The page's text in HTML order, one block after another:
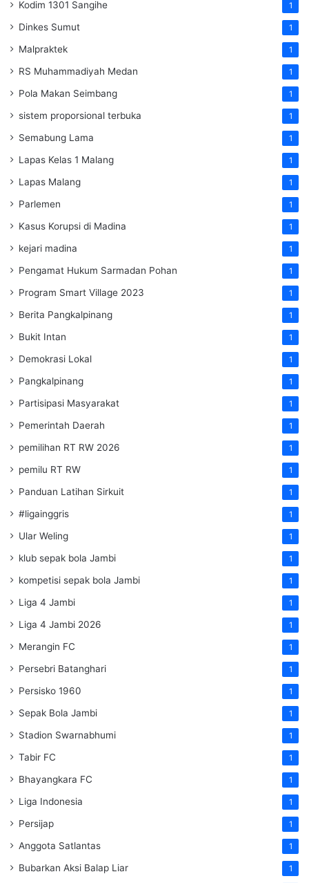
Kodim 1301 Sangihe 1
Dinkes Sumut 1
Malpraktek 1
RS Muhammadiyah Medan 1
Pola Makan Seimbang 1
sistem proporsional terbuka 1
Semabung Lama 1
Lapas Kelas 1 Malang 1
Lapas Malang 1
Parlemen 1
Kasus Korupsi di Madina 1
kejari madina 1
Pengamat Hukum Sarmadan Pohan 1
Program Smart Village 2023 1
Berita Pangkalpinang 1
Bukit Intan 1
Demokrasi Lokal 1
Pangkalpinang 1
Partisipasi Masyarakat 1
Pemerintah Daerah 1
pemilihan RT RW 2026 1
pemilu RT RW 1
Panduan Latihan Sirkuit 1
#ligainggris 1
Ular Weling 1
klub sepak bola Jambi 1
kompetisi sepak bola Jambi 1
Liga 4 Jambi 1
Liga 4 Jambi 2026 1
Merangin FC 1
Persebri Batanghari 1
Persisko 1960 1
Sepak Bola Jambi 1
Stadion Swarnabhumi 1
Tabir FC 1
Bhayangkara FC 1
Liga Indonesia 1
Persijap 1
Anggota Satlantas 1
Bubarkan Aksi Balap Liar 1